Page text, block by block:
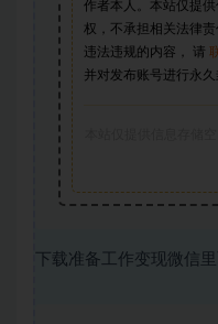
作者本人。本站仅提
权，不承担相关法律
违法违规的内容， 请
并对发布账号进行永久
下载准备工作变现微信